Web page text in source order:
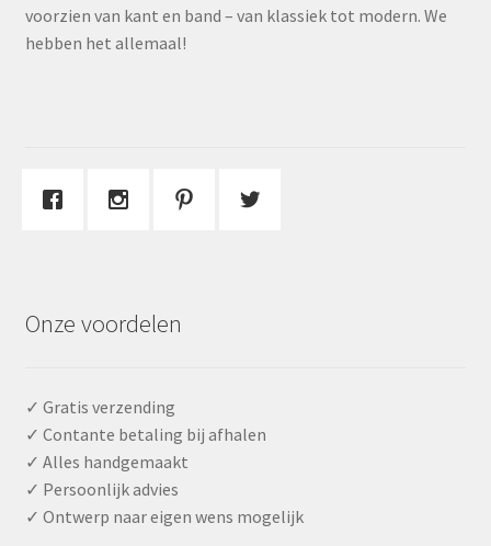
voorzien van kant en band – van klassiek tot modern. We
hebben het allemaal!
Onze voordelen
✓ Gratis verzending
✓ Contante betaling bij afhalen
✓ Alles handgemaakt
✓ Persoonlijk advies
✓ Ontwerp naar eigen wens mogelijk